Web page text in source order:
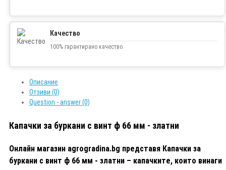
Качество
100% гарантирано качество
Описание
Отзиви (0)
Question - answer (0)
Капачки за буркани с винт ф 66 мм - златни
Онлайн магазин agrogradina.bg представя Капачки за
буркани с винт ф 66 мм - златни – капачките, които винаги